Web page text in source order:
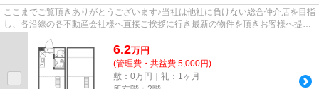
ここまでご覧頂きありがとうございます♪当社は他社に負けない総合仲介店を目指
し、各沿線の各不動産会社様へ直接ご挨拶に行き最新の物件を頂きお客様へ提供
6.2万円
(管理費・共益費 5,000円)
敷：0万円｜礼：1ヶ月